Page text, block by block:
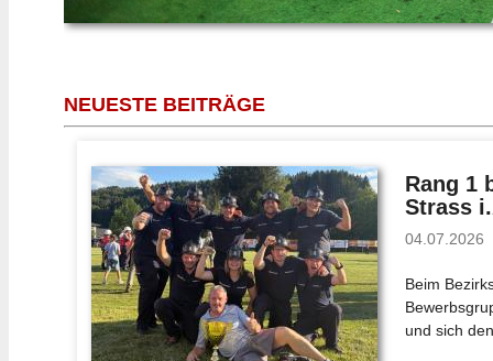
NEUESTE BEITRÄGE
Rang 1
Strass
04.07.2026
Beim
und sich